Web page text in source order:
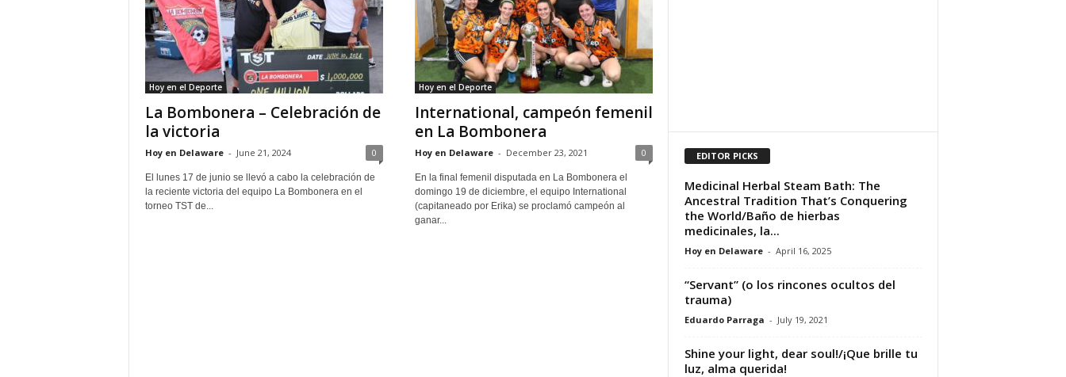
Hoy en el Deporte
La Bombonera – Celebración de
la victoria
Hoy en Delaware - June 21, 2024 0
El lunes 17 de junio se llevó a cabo la celebración de
la reciente victoria del equipo La Bombonera en el
torneo TST de...
Hoy en el Deporte
International, campeón femenil
en La Bombonera
Hoy en Delaware - December 23, 2021 0
En la final femenil disputada en La Bombonera el
domingo 19 de diciembre, el equipo International
(capitaneado por Erika) se proclamó campeón al
ganar...
EDITOR PICKS
Medicinal Herbal Steam Bath: The
Ancestral Tradition That’s Conquering
the World/Baño de hierbas
medicinales, la...
Hoy en Delaware - April 16, 2025
“Servant” (o los rincones ocultos del
trauma)
Eduardo Parraga - July 19, 2021
Shine your light, dear soul!/¡Que brille tu
luz, alma querida!